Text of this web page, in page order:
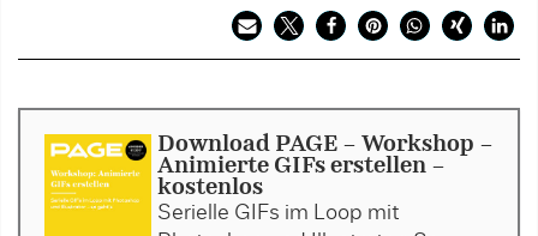
Download PAGE - Workshop -
Animierte GIFs erstellen -
kostenlos
Serielle GIFs im Loop mit